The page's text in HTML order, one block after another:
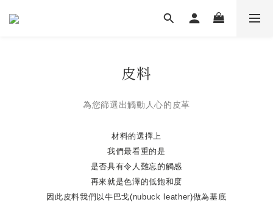
皮料
為您篩選出觸動人心的皮革
材料的選擇上
我們最看重的是
是否具有令人難忘的觸感
再來就是色澤的低飽和度
因此皮料我們以牛巴戈(nubuck leather)做為基底